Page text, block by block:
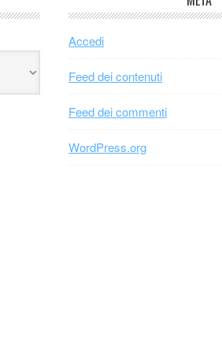
Accedi
Feed dei contenuti
Feed dei commenti
WordPress.org